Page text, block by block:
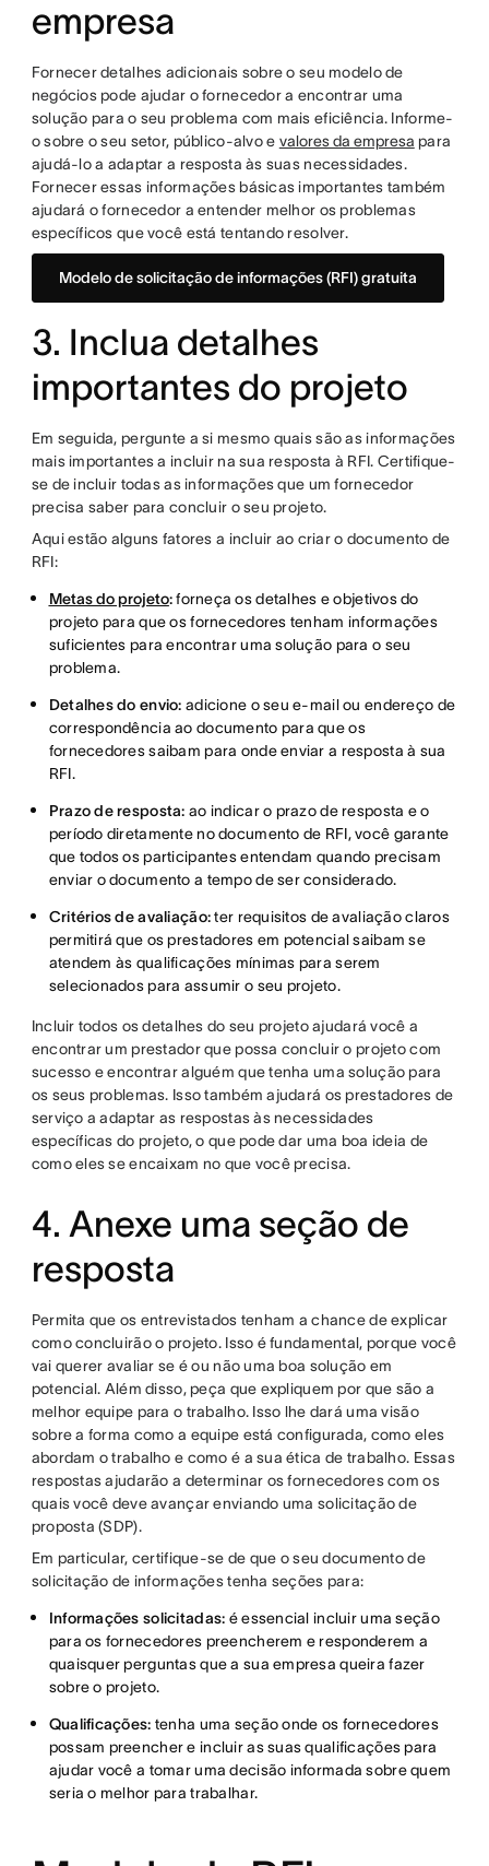
empresa
Fornecer detalhes adicionais sobre o seu modelo de
negócios pode ajudar o fornecedor a encontrar uma
solução para o seu problema com mais eficiência. Informe-
o sobre o seu setor, público-alvo e valores da empresa para
ajudá-lo a adaptar a resposta às suas necessidades.
Fornecer essas informações básicas importantes também
ajudará o fornecedor a entender melhor os problemas
específicos que você está tentando resolver.
Modelo de solicitação de informações (RFI) gratuita
3. Inclua detalhes
importantes do projeto
Em seguida, pergunte a si mesmo quais são as informações
mais importantes a incluir na sua resposta à RFI. Certifique-
se de incluir todas as informações que um fornecedor
precisa saber para concluir o seu projeto.
Aqui estão alguns fatores a incluir ao criar o documento de
RFI:
Metas do projeto:forneça os detalhes e objetivos do
projeto para que os fornecedores tenham informações
suficientes para encontrar uma solução para o seu
problema.
Detalhes do envio: adicione o seu e-mail ou endereço de
correspondência ao documento para que os
fornecedores saibam para onde enviar a resposta à sua
RFI.
Prazo de resposta: ao indicar o prazo de resposta e o
período diretamente no documento de RFI, você garante
que todos os participantes entendam quando precisam
enviar o documento a tempo de ser considerado.
Critérios de avaliação:ter requisitos de avaliação claros
permitirá que os prestadores em potencial saibam se
atendem às qualificações mínimas para serem
selecionados para assumir o seu projeto.
Incluir todos os detalhes do seu projeto ajudará você a
encontrar um prestador que possa concluir o projeto com
sucesso e encontrar alguém que tenha uma solução para
os seus problemas. Isso também ajudará os prestadores de
serviço a adaptar as respostas às necessidades
específicas do projeto, o que pode dar uma boa ideia de
como eles se encaixam no que você precisa.
4. Anexe uma seção de
resposta
Permita que os entrevistados tenham a chance de explicar
como concluirão o projeto. Isso é fundamental, porque você
vai querer avaliar se é ou não uma boa solução em
potencial. Além disso, peça que expliquem por que são a
melhor equipe para o trabalho. Isso lhe dará uma visão
sobre a forma como a equipe está configurada, como eles
abordam o trabalho e como é a sua ética de trabalho. Essas
respostas ajudarão a determinar os fornecedores com os
quais você deve avançar enviando uma solicitação de
proposta (SDP).
Em particular, certifique-se de que o seu documento de
solicitação de informações tenha seções para:
Informações solicitadas: é essencial incluir uma seção
para os fornecedores preencherem e responderem a
quaisquer perguntas que a sua empresa queira fazer
sobre o projeto.
Qualificações: tenha uma seção onde os fornecedores
possam preencher e incluir as suas qualificações para
ajudar você a tomar uma decisão informada sobre quem
seria o melhor para trabalhar.